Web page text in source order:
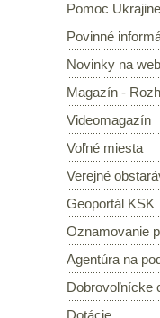
Pomoc Ukrajine
Povinné
Novinky na
Magazín -
Videomagazín
Voľné miesta
Verejné
Geoportál KSK
Oznamovanie
Agentúra na
Dobrovoľnícke
Dotácie